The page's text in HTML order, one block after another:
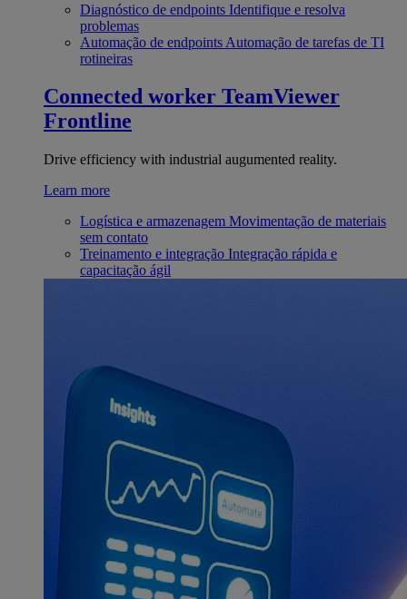
Diagnóstico de endpoints Identifique e resolva
problemas
Automação de endpoints Automação de tarefas de TI
rotineiras
Connected worker TeamViewer
Frontline
Drive efficiency with industrial augumented reality.
Learn more
Logística e armazenagem Movimentação de materiais
sem contato
Treinamento e integração Integração rápida e
capacitação ágil